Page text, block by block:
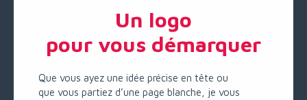
Un logo
pour vous démarquer
Que vous ayez une idée précise en tête ou
que vous partiez d’une page blanche, je vous